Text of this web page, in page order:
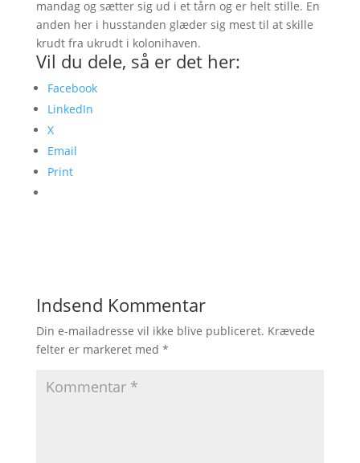
mandag og sætter sig ud i et tårn og er helt stille. En
anden her i husstanden glæder sig mest til at skille
krudt fra ukrudt i kolonihaven.
Vil du dele, så er det her:
Facebook
LinkedIn
X
Email
Print
Indsend Kommentar
Din e-mailadresse vil ikke blive publiceret. Krævede
felter er markeret med *